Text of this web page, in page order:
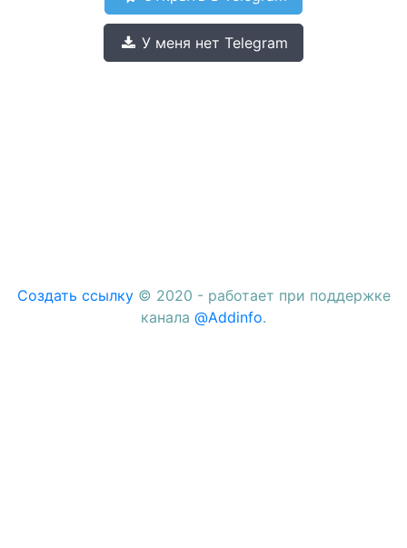
У меня нет Telegram
Создать ссылку© 2020 - работает при поддержке
канала @Addinfo.